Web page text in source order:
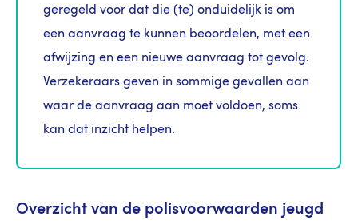
geregeld voor dat die (te) onduidelijk is om
een aanvraag te kunnen beoordelen, met een
afwijzing en een nieuwe aanvraag tot gevolg.
Verzekeraars geven in sommige gevallen aan
waar de aanvraag aan moet voldoen, soms
kan dat inzicht helpen.
Overzicht van de polisvoorwaarden jeugd